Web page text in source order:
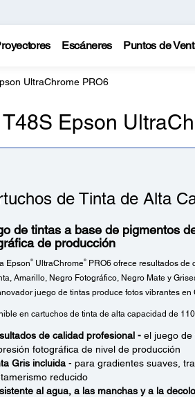
Escáneres Puntos de
UltraChrome PRO6
Epson
de Tinta de Alta
de tintas a base de pigmentos
de producción
Epson®UltraChrome®PRO6 ofrece resultados de
Amarillo, Negro Fotográfico, Negro Mate y
juego de tintas produce fotos vibrantes en
en cartuchos de tinta de alta capacidad de
de calidad profesional -el juego de
fotográfica de nivel de producción
Gris incluida- para gradientes suaves,
reducido
al agua, a las manchas y a la